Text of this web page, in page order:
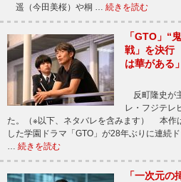
遥（今田美桜）や桐 … 続きを読む
「GTO」“
戦」を決行
は華がある
反町隆史が
レ・フジテレ
た。（※以下、ネタバレを含みます） 本作
した学園ドラマ「GTO」が28年ぶりに連続
… 続きを読む
「一次元